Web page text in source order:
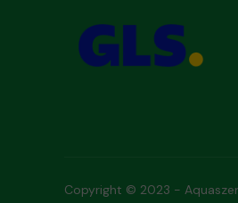
Copyright © 2023 -